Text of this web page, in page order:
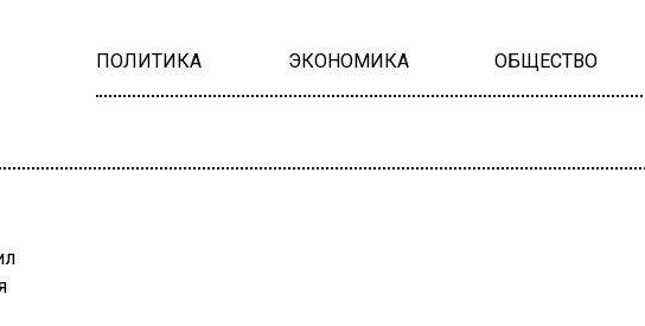
ПОЛИТИКА ЭКОНОМИКА ОБЩЕСТВО